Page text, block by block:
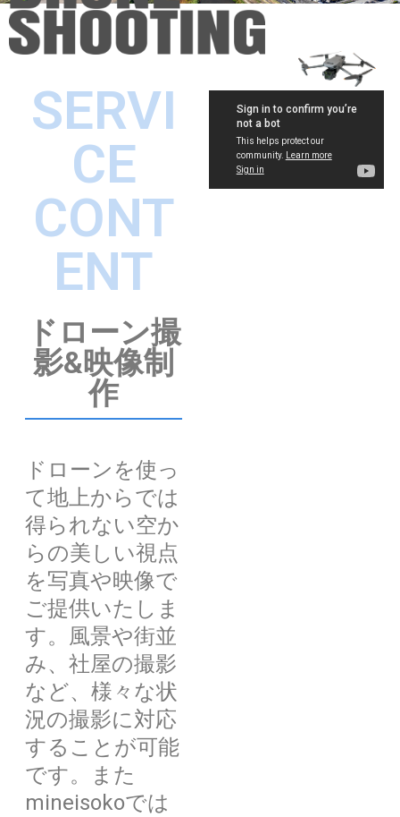
SERVI
CE
CONT
ENT
ドローン撮
影&映像制
作
ドローンを使っ
て地上からでは
得られない空か
らの美しい視点
を写真や映像で
ご提供いたしま
す。風景や街並
み、社屋の撮影
など、様々な状
況の撮影に対応
することが可能
です。また
mineisokoでは